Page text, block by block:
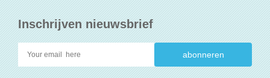
Inschrijven nieuwsbrief